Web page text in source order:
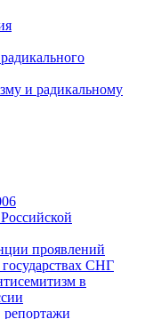
и радикальному
проявлений
СНГ
в
репортажи